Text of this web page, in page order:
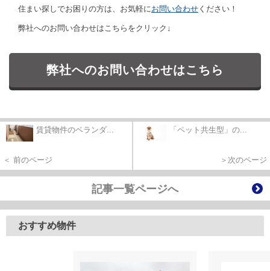
住まい探しでお困りの方は、お気軽に お問い合わせ ください！
弊社へのお問い合わせはこちらをクリック↓
弊社へのお問い合わせはこちら
賃貸物件のベランダ...
＜ 前のページ
「ペット共生型」の...
＞次のページ
記事一覧ページへ
おすすめ物件